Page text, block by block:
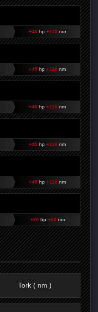
+45 hp+110 nm
+45 hp+110 nm
+45 hp+110 nm
+45 hp+110 nm
+45 hp+110 nm
+20 hp +50 nm
Tork ( nm )